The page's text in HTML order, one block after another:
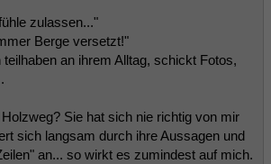
zulassen..."
Berge versetzt!"
an ihrem Alltag, schickt Fotos,
Sie hat sich nie richtig von mir
sich langsam durch ihre Aussagen und
an... so wirkt es zumindest auf mich.